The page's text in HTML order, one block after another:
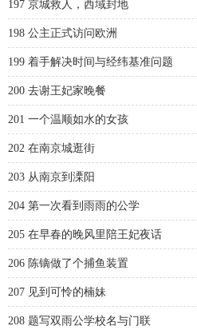
197 京城救人，西域封地
198 公主正式访问欧洲
199 着手解决时间与经纬基准问题
200 去谢王妃家晚餐
201 一个温顺如水的女孩
202 在南京城逛街
203 从南京到溧阳
204 第一次看到雨雨的公学
205 在早春的晚风里陪王妃夜话
206 陈镝做了个捕鱼装置
207 见到可怜的楠妹
208 题写双雨公学校名与门联